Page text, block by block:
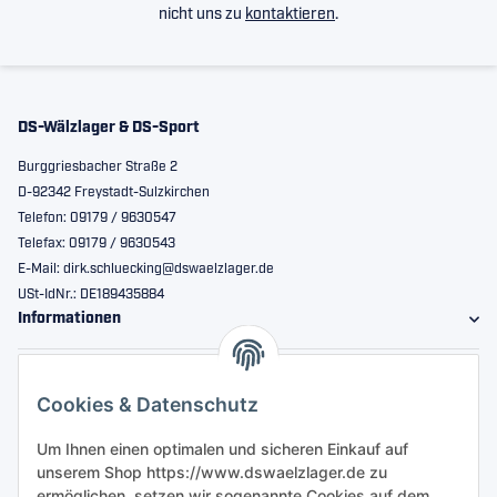
Cookies & Datenschutz
Um Ihnen einen optimalen und sicheren Einkauf auf
unserem Shop https://www.dswaelzlager.de zu
nicht uns zu kontaktieren.
DS-Wälzlager & DS-Sport
Burggriesbacher Straße 2
D-92342 Freystadt-Sulzkirchen
Telefon: 09179 / 9630547
Telefax: 09179 / 9630543
E-Mail: dirk.schluecking@dswaelzlager.de
USt-IdNr.: DE189435884
Informationen